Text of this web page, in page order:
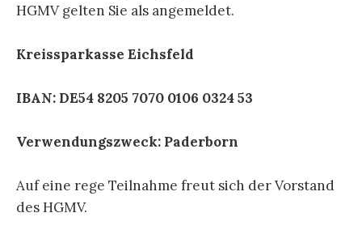
HGMV gelten Sie als angemeldet.
Kreissparkasse Eichsfeld
IBAN: DE54 8205 7070 0106 0324 53
Verwendungszweck: Paderborn
Auf eine rege Teilnahme freut sich der Vorstand
des HGMV.